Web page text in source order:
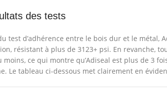
des tests
test d’adhérence entre le bois dur et le métal,
résistant à plus de 3123+ psi. En revanche,
moins, ce qui montre qu’Adiseal est plus de 3
Le tableau ci-dessous met clairement en